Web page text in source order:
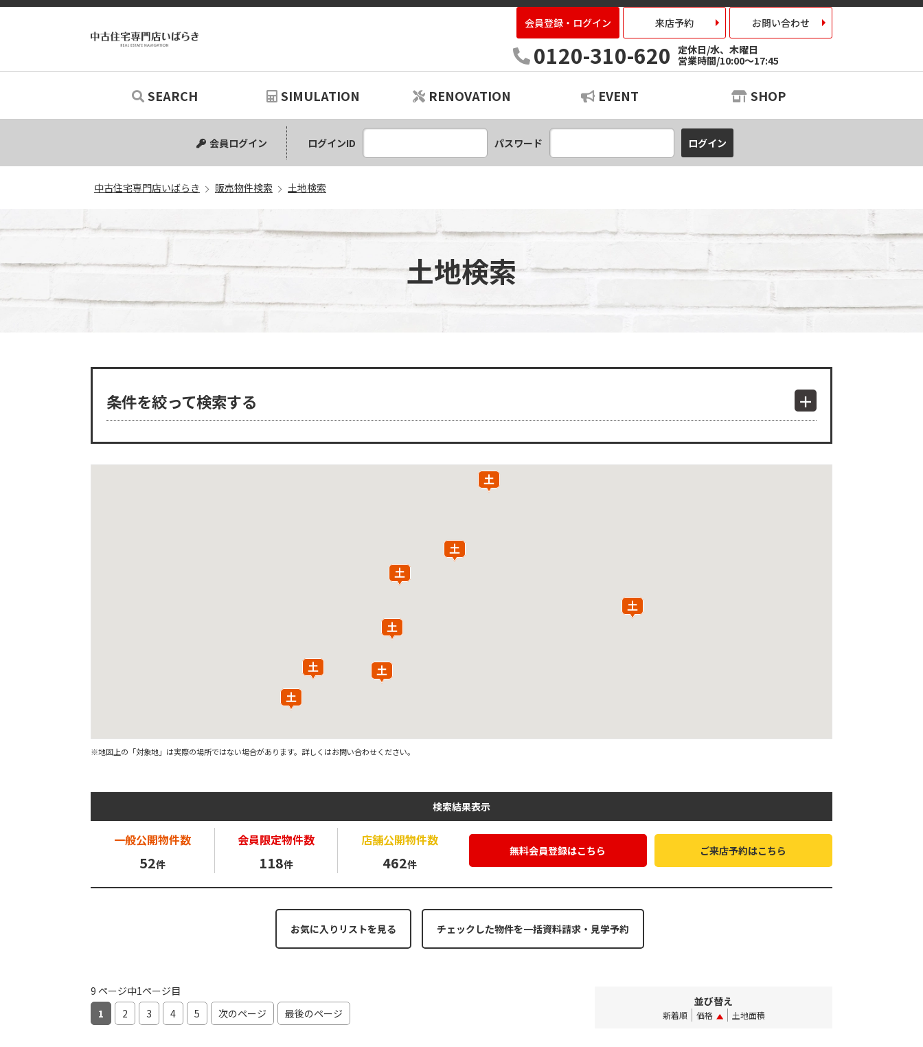
会員登録・ログイン 来店予約 お問い合わせ
0120-310-620 定休日/水、木曜日
営業時間/10:00～17:45
SEARCH
中古一戸建て
中古マンション
土地
新築一戸建て
SIMULATION
シミュレーション
リノベーションプラン
RENOVATION EVENT SHOP
会員ログイン ログインID パスワード
中古住宅専門店いばらき 販売物件検索 土地検索
土地検索
条件を絞って検索する
※地図上の「対象地」は実際の場所ではない場合があります。詳しくはお問い合わせください。
検索結果表示
一般公開物件数
52件
会員限定物件数
118件
店舗公開物件数
462件
無料会員登録はこちら ご来店予約はこちら
お気に入りリストを見る
9 ページ中1ページ目
1
2 3 4 5 次のページ 最後のページ
並び替え
新着順 価格 土地面積